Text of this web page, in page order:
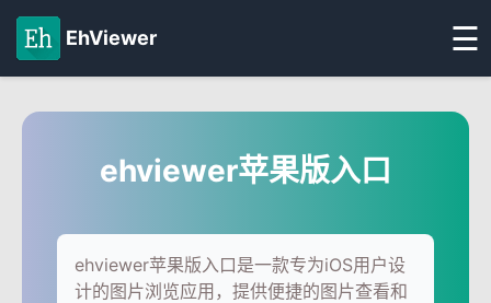
EhViewer ☰
ehviewer苹果版入口
ehviewer苹果版入口是一款专为iOS用户设
计的图片浏览应用，提供便捷的图片查看和